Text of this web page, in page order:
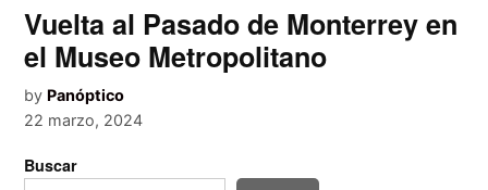
Vuelta al Pasado de Monterrey en
el Museo Metropolitano
by Panóptico
22 marzo, 2024
Buscar